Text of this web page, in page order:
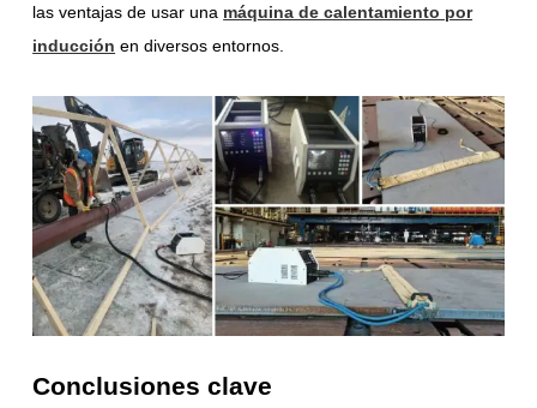
las ventajas de usar una máquina de calentamiento por
inducción en diversos entornos.
Conclusiones clave